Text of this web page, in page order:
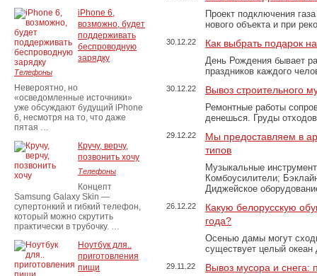
Проект подключения
нового объекта и при
30.12.22 Как выбрать подарок
День Рождения бывает
праздников каждого
30.12.22 Вывоз строительного
Ремонтные работы
денешься. Груды
29.12.22
Мы предоставляем в
типов
Музыкальные
Комбоусилители;
Диджейское
26.12.22
Какую белорусскую
года?
Осенью дамы могут
существует целый
29.11.22 Вывоз мусора и
iPhone 6,
возможно, будет
поддерживать
беспроводную
зарядку
Телефоны
Невероятно, но
«осведомленные источники»
уже обсуждают будущий iPhone
6, несмотря на то, что даже
пятая …
Кручу, верчу,
позвонить хочу
Телефоны
Концепт
Samsung Galaxy Skin —
супертонкий и гибкий телефон,
который можно скрутить
практически в трубочку. …
Ноутбук для..
приготовления
пищи